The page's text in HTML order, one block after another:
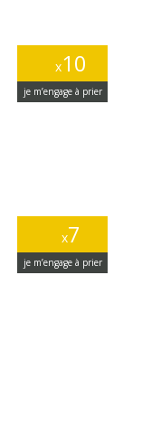
x10
je m’engage à prier
x7
je m’engage à prier